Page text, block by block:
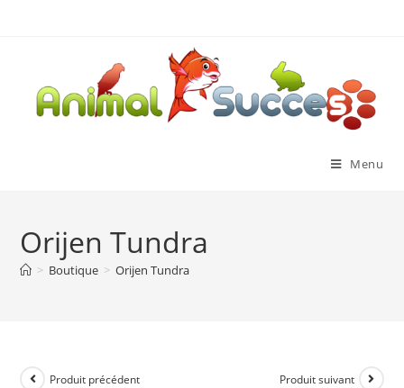
Menu
Orijen Tundra
> Boutique > Orijen Tundra
Produit précédent Produit suivant